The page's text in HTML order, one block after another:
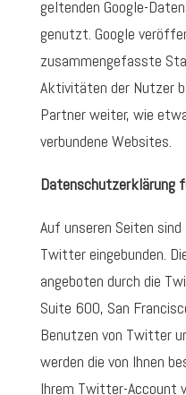
geltenden Google-
genutzt. Google
zusammengefasste
Aktivitäten der Nutzer
Partner weiter, wie
verbundene Websites.
Datenschutzerklärung
Auf unseren Seiten
Twitter eingebunden.
angeboten durch die
Suite 600, San
Benutzen von Twitter
werden die von Ihnen
Ihrem Twitter-Account